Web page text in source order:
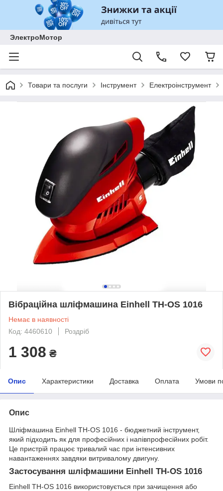
ЭлектроМотор
Товари та послуги Інструмент Електроінструмент
Вібраційна шліфмашина Einhell TH-OS 1016
Немає в наявності
Код: 4460610
Роздріб
1 308 ₴
Опис Характеристики Доставка Оплата Умови
Опис
Шліфмашина Einhell TH-OS 1016 - бюджетний інструмент,
який підходить як для професійних і напівпрофесійних робіт.
Це пристрій працює тривалий час при інтенсивних
навантаженнях завдяки витривалому двигуну.
Застосування шліфмашини Einhell TH-OS 1016
Einhell TH-OS 1016 використовується при зачищення або